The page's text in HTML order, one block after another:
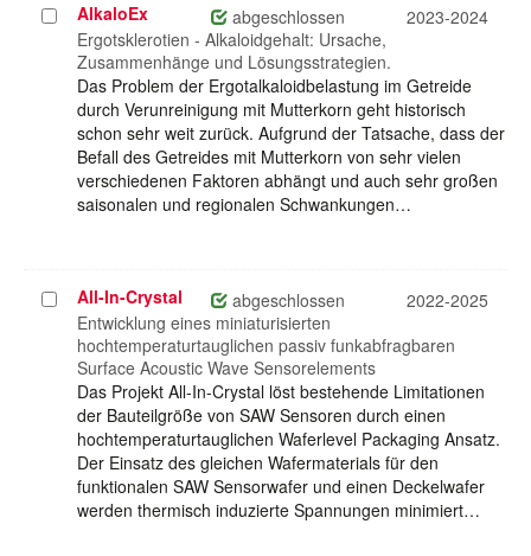
Projekt
auswählen
AlkaloEx abgeschlossen
2023-2024
Ergotsklerotien - Alkaloidgehalt: Ursache,
Zusammenhänge und Lösungsstrategien.
Das Problem der Ergotalkaloidbelastung im Getreide
durch Verunreinigung mit Mutterkorn geht historisch
schon sehr weit zurück. Aufgrund der Tatsache, dass der
Befall des Getreides mit Mutterkorn von sehr vielen
verschiedenen Faktoren abhängt und auch sehr großen
saisonalen und regionalen Schwankungen…
Projekt
auswählen
All-In-Crystal abgeschlossen
2022-2025
Entwicklung eines miniaturisierten
hochtemperaturtauglichen passiv funkabfragbaren
Surface Acoustic Wave Sensorelements
Das Projekt All-In-Crystal löst bestehende Limitationen
der Bauteilgröße von SAW Sensoren durch einen
hochtemperaturtauglichen Waferlevel Packaging Ansatz.
Der Einsatz des gleichen Wafermaterials für den
funktionalen SAW Sensorwafer und einen Deckelwafer
werden thermisch induzierte Spannungen minimiert…